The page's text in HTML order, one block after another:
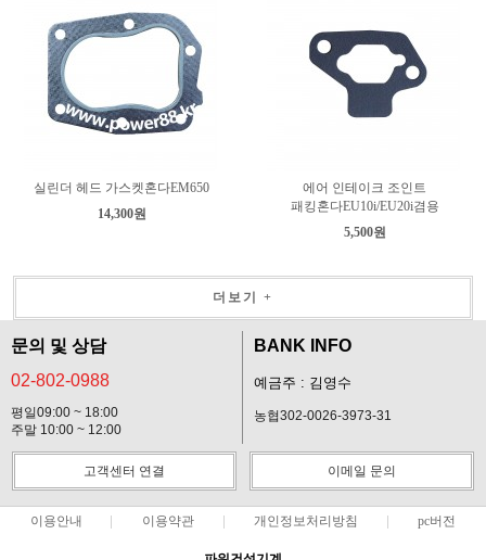
실린더 헤드 가스켓혼다EM650
14,300원
에어 인테이크 조인트
패킹혼다EU10i/EU20i겸용
5,500원
더보기 +
문의 및 상담
02-802-0988
평일09:00 ~ 18:00
주말 10:00 ~ 12:00
BANK INFO
예금주 : 김영수
농협302-0026-3973-31
고객센터 연결 이메일 문의
이용안내 이용약관 개인정보처리방침 pc버전